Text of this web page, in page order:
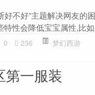
好不好”主题解决网友
性会降低宝宝属性,比
0 236 梦幻西游
第一服装